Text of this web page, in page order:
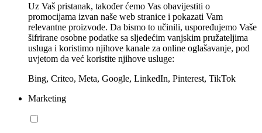
Uz Vaš pristanak, također ćemo Vas obavijestiti o
promocijama izvan naše web stranice i pokazati Vam
relevantne proizvode. Da bismo to učinili, uspoređujemo Vaše
šifrirane osobne podatke sa sljedećim vanjskim pružateljima
usluga i koristimo njihove kanale za online oglašavanje, pod
uvjetom da već koristite njihove usluge:
Bing, Criteo, Meta, Google, LinkedIn, Pinterest, TikTok
Marketing